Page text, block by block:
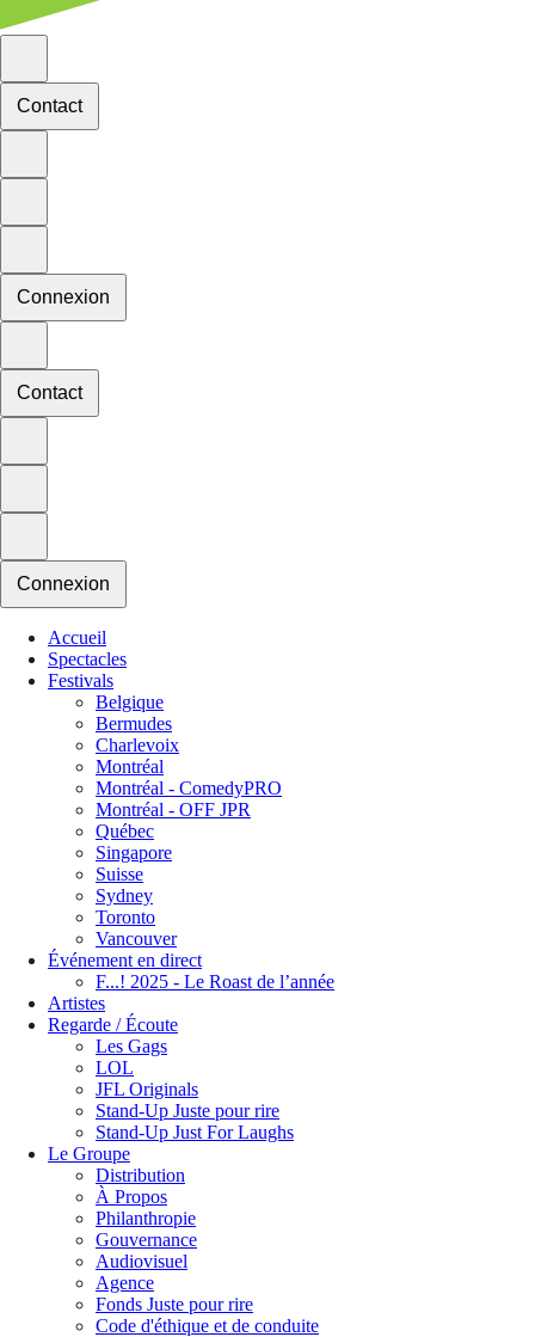
Contact
Connexion
Contact
Connexion
Accueil
Spectacles
Festivals
Belgique
Bermudes
Charlevoix
Montréal
Montréal - ComedyPRO
Montréal - OFF JPR
Québec
Singapore
Suisse
Sydney
Toronto
Vancouver
Événement en direct
F...! 2025 - Le Roast de l’année
Artistes
Regarde / Écoute
Les Gags
LOL
JFL Originals
Stand-Up Juste pour rire
Stand-Up Just For Laughs
Le Groupe
Distribution
À Propos
Philanthropie
Gouvernance
Audiovisuel
Agence
Fonds Juste pour rire
Code d'éthique et de conduite